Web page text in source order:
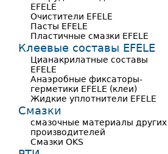
EFELE
Очистители EFELE
Пасты EFELE
Пластичные смазки EFELE
Клеевые составы EFELE
Цианакрилатные составы
EFELE
Анаэробные фиксаторы-
герметики EFELE (клеи)
Жидкие уплотнители EFELE
Смазки
смазочные материалы других
производителей
Смазки OKS